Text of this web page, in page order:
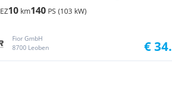
EZ10 km140 PS (103 kW)
Fior GmbH
8700 Leoben
€